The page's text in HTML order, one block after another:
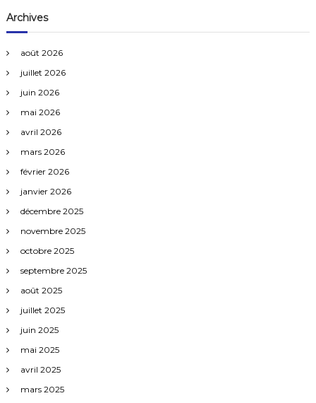
Archives
août 2026
juillet 2026
juin 2026
mai 2026
avril 2026
mars 2026
février 2026
janvier 2026
décembre 2025
novembre 2025
octobre 2025
septembre 2025
août 2025
juillet 2025
juin 2025
mai 2025
avril 2025
mars 2025